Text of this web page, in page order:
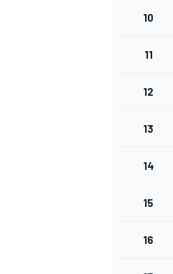
MONOPOSTO
10
11
12
13
14
15
16